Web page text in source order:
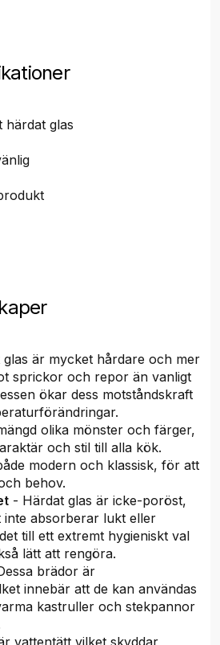
härdat glas
glas är mycket hårdare och mer
sprickor och repor än vanligt
ökar dess motståndskraft
olika mönster och färger,
och stil till alla kök.
modern och klassisk, för att
behov.
- Härdat glas är icke-poröst,
inte absorberar lukt eller
till ett extremt hygieniskt val
lätt att rengöra.
brädor är
innebär att de kan användas
kastruller och stekpannor